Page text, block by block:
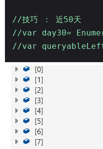
//技巧 ： 近50天
//var day30=
//var queryableLeft